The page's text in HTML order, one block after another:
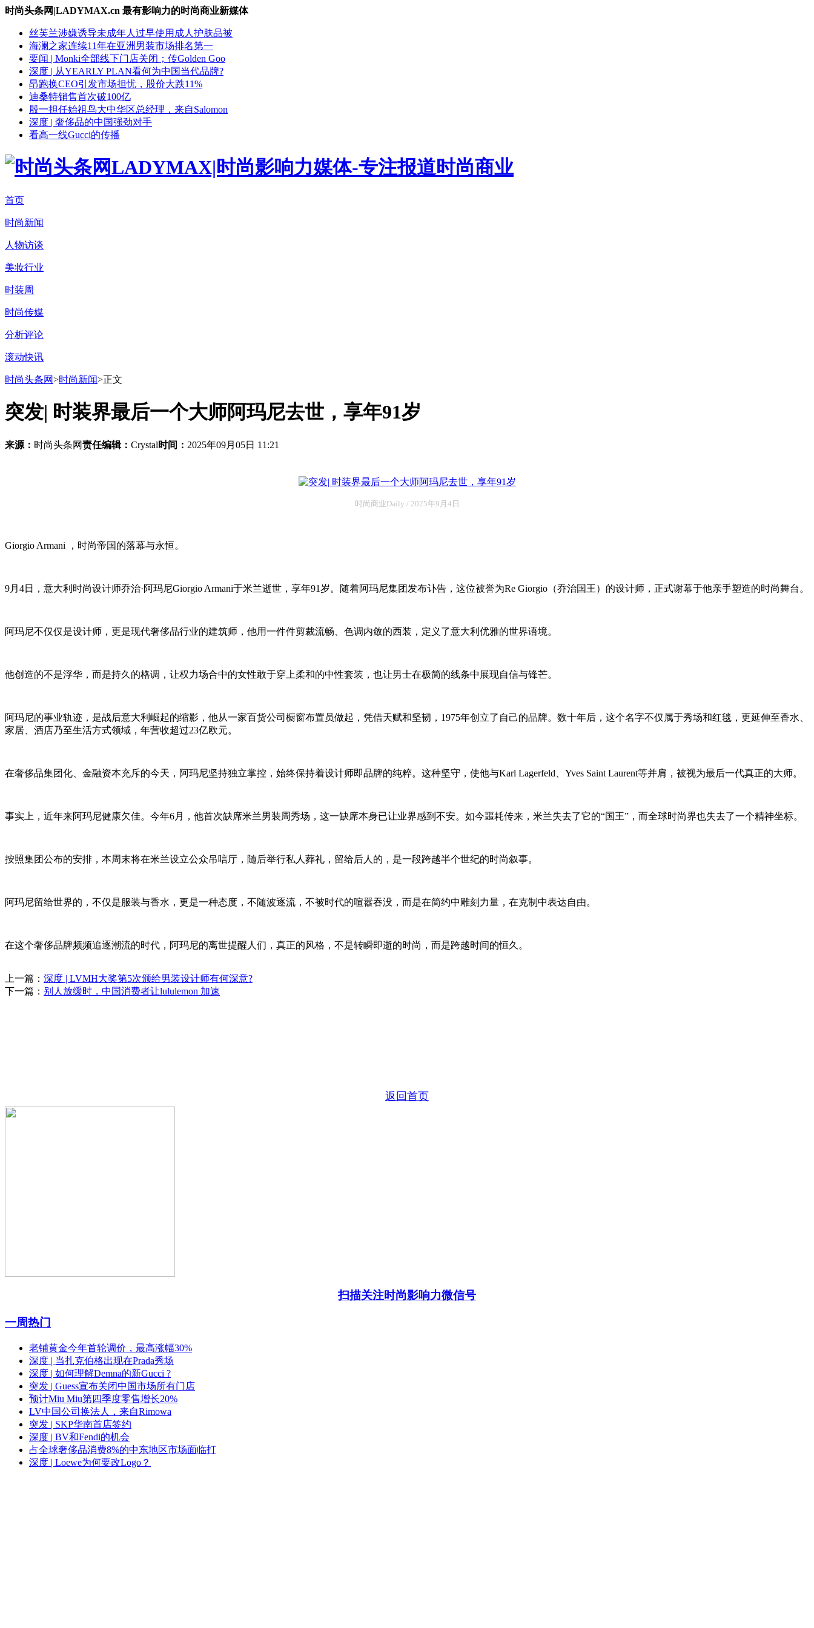
时尚头条网|LADYMAX.cn 最有影响力的时尚商业新媒体
丝芙兰涉嫌诱导未成年人过早使用成人护肤品被
海澜之家连续11年在亚洲男装市场排名第一
要闻 | Monki全部线下门店关闭；传Golden Goo
深度 | 从YEARLY PLAN看何为中国当代品牌?
昂跑换CEO引发市场担忧，股价大跌11%
迪桑特销售首次破100亿
殷一担任始祖鸟大中华区总经理，来自Salomon
深度 | 奢侈品的中国强劲对手
看高一线Gucci的传播
首页
时尚新闻
人物访谈
美妆行业
时装周
时尚传媒
分析评论
滚动快讯
时尚头条网>时尚新闻>正文
突发| 时装界最后一个大师阿玛尼去世，享年91岁
来源： 时尚头条网责任编辑： Crystal 时间： 2025年09月05日 11:21
时尚商业Daily / 2025年9月4日
Giorgio Armani ，时尚帝国的落幕与永恒。
9月4日，意大利时尚设计师乔治·阿玛尼Giorgio Armani于米兰逝世，享年91岁。随着阿玛尼集团发布讣告，这位被誉为Re Giorgio（乔治国王）的设计师，正式谢幕于他亲手塑造的时尚舞台。
阿玛尼不仅仅是设计师，更是现代奢侈品行业的建筑师，他用一件件剪裁流畅、色调内敛的西装，定义了意大利优雅的世界语境。
他创造的不是浮华，而是持久的格调，让权力场合中的女性敢于穿上柔和的中性套装，也让男士在极简的线条中展现自信与锋芒。
阿玛尼的事业轨迹，是战后意大利崛起的缩影，他从一家百货公司橱窗布置员做起，凭借天赋和坚韧，1975年创立了自己的品牌。数十年后，这个名字不仅属于秀场和红毯，更延伸至香水、
家居、酒店乃至生活方式领域，年营收超过23亿欧元。
在奢侈品集团化、金融资本充斥的今天，阿玛尼坚持独立掌控，始终保持着设计师即品牌的纯粹。这种坚守，使他与Karl Lagerfeld、Yves Saint Laurent等并肩，被视为最后一代真正的大师。
事实上，近年来阿玛尼健康欠佳。今年6月，他首次缺席米兰男装周秀场，这一缺席本身已让业界感到不安。如今噩耗传来，米兰失去了它的“国王”，而全球时尚界也失去了一个精神坐标。
按照集团公布的安排，本周末将在米兰设立公众吊唁厅，随后举行私人葬礼，留给后人的，是一段跨越半个世纪的时尚叙事。
阿玛尼留给世界的，不仅是服装与香水，更是一种态度，不随波逐流，不被时代的喧嚣吞没，而是在简约中雕刻力量，在克制中表达自由。
在这个奢侈品牌频频追逐潮流的时代，阿玛尼的离世提醒人们，真正的风格，不是转瞬即逝的时尚，而是跨越时间的恒久。
上一篇： 深度 | LVMH大奖第5次颁给男装设计师有何深意?
下一篇： 别人放缓时，中国消费者让lululemon 加速
返回首页
扫描关注时尚影响力微信号
一周热门
老铺黄金今年首轮调价，最高涨幅30%
深度 | 当扎克伯格出现在Prada秀场
深度 | 如何理解Demna的新Gucci ?
突发 | Guess宣布关闭中国市场所有门店
预计Miu Miu第四季度零售增长20%
LV中国公司换法人，来自Rimowa
突发 | SKP华南首店签约
深度 | BV和Fendi的机会
占全球奢侈品消费8%的中东地区市场面临打
深度 | Loewe为何要改Logo？